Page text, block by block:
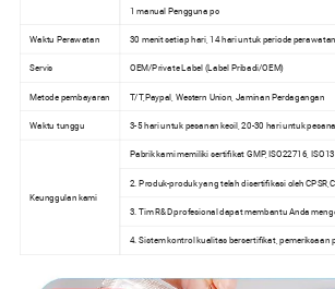
1 manual Pengguna pc
Waktu Perawatan 30 menit setiap hari, 14 hari untuk periode perawatan
Servis OEM/Private Label (Label Pribadi/OEM)
Metode pembayaran T/T,Paypal, Western Union, Jaminan Perdagangan
Waktu tunggu 3-5 hari untuk pesanan kecil, 20-30 hari untuk
Keunggulan kami
Pabrik kami memiliki sertifikat GMP, ISO22716,
2. Produk-produk yang telah disertifikasi oleh
3. Tim R&D profesional dapat membantu Anda
4. Sistem kontrol kualitas bersertifikat, pemeriksaan